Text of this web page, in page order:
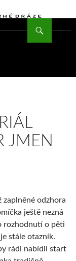
JMEN
odzhora
ještě nezná
rozhodnutí o pěti
stále otazník.
rádi nabídli start